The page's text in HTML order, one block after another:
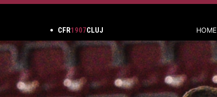
CFR1907CLUJ HOME